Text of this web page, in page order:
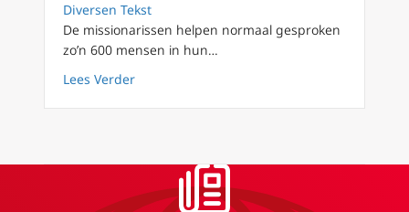
Diversen Tekst
De missionarissen helpen normaal gesproken
zo’n 600 mensen in hun…
Lees Verderabout Missionarissen in India moeten